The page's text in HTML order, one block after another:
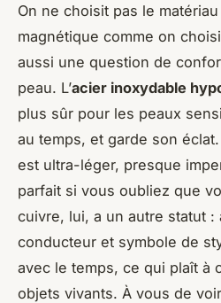
On ne choisit pas le matériau
magnétique comme on
aussi une question de
peau. L’acier inoxydable
plus sûr pour les peaux
au temps, et garde son
est ultra-léger, presque
parfait si vous oubliez que
cuivre, lui, a un autre statut :
conducteur et symbole de
avec le temps, ce qui plaît à
objets vivants. À vous de